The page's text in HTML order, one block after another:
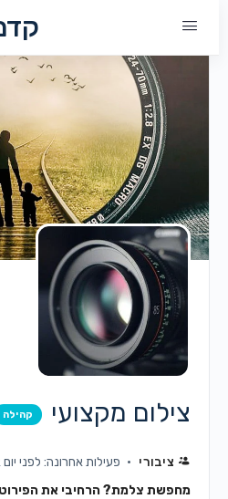
צילום מקצועי קהילה
ציבורי
פעילות אחרונה: לפני יום
מחפשת צלמת? הרחיבי את הפירוט!